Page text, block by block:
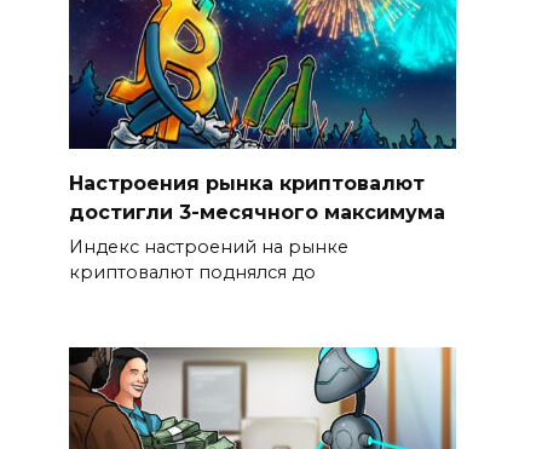
Настроения рынка криптовалют
достигли 3-месячного максимума
Индекс настроений на рынке
криптовалют поднялся до